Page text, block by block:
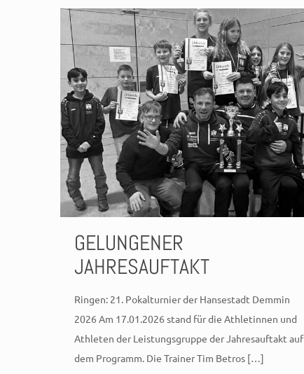
GELUNGENER
JAHRESAUFTAKT
Ringen: 21. Pokalturnier der Hansestadt Demmin
2026 Am 17.01.2026 stand für die Athletinnen und
Athleten der Leistungsgruppe der Jahresauftakt auf
dem Programm. Die Trainer Tim Betros[…]